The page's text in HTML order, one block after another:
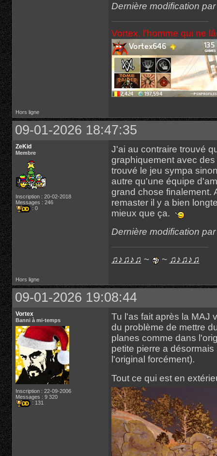
Dernière modification
Vortex, l'homme qui ne
Hors ligne
09-01-2026 18:47:35
ZeKid
Membre
Inscription : 20-02-2018
Messages : 246
: 0
J'ai au contraire trouvé
graphiquement avec
trouvé le jeu sympa
autre qu'une équipe
grand chose finalement.
remaster il y a bien
mieux que ça.
Dernière modification
♫♪♫♪♫ ~ ~ ♫♪♫♪♫
Hors ligne
09-01-2026 19:08:44
Vortex
Banni à mi-temps
Inscription : 22-09-2006
Messages : 9 320
: 131
Tu l'as fait après la MAJ
du problème de mettre
planes comme dans
petite pierre a
l'original forcément).
Tout ce qui est en